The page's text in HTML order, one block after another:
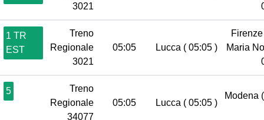
3021
1 TR
EST
Treno
Regionale
3021
05:05 Lucca ( 05:05 )
Maria
5
Treno
Regionale
34077
05:05 Lucca ( 05:05 )
Modena